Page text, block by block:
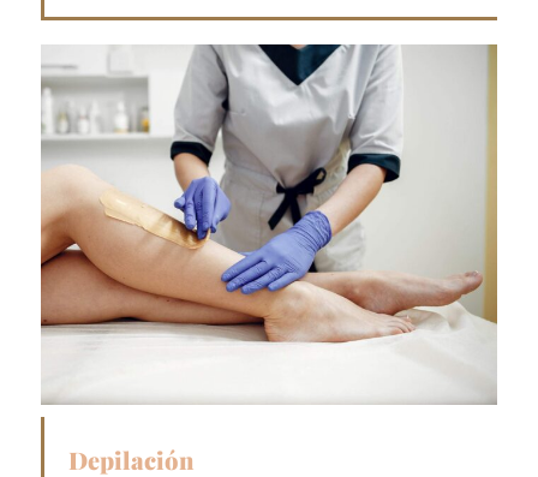
Depilación